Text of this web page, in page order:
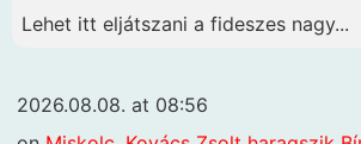
Lehet itt eljátszani a fideszes nagy...
2026.08.08. at 08:56